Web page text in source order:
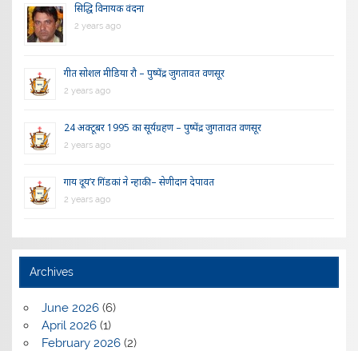
सिद्धि विनायक वंदना
2 years ago
गीत सोशल मीडिया रौ – पुष्पेंद्र जुगतावत वणसूर
2 years ago
24 अक्टूबर 1995 का सूर्यग्रहण – पुष्पेंद्र जुगतावत वणसूर
2 years ago
गाय दूय’र गिंडकां ने न्हाकी – सेणीदान देपावत
2 years ago
Archives
June 2026(6)
April 2026(1)
February 2026(2)